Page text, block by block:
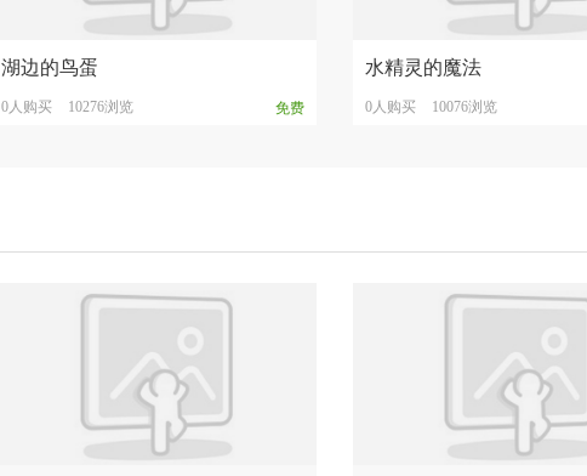
湖边的鸟蛋
免费
0人购买 10276浏览
水精灵的魔法
0人购买 10076浏览